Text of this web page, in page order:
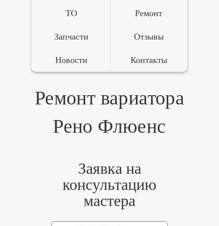
ТО Ремонт
Запчасти Отзывы
Новости Контакты
Ремонт вариатора
Рено Флюенс
Заявка на
консультацию
мастера